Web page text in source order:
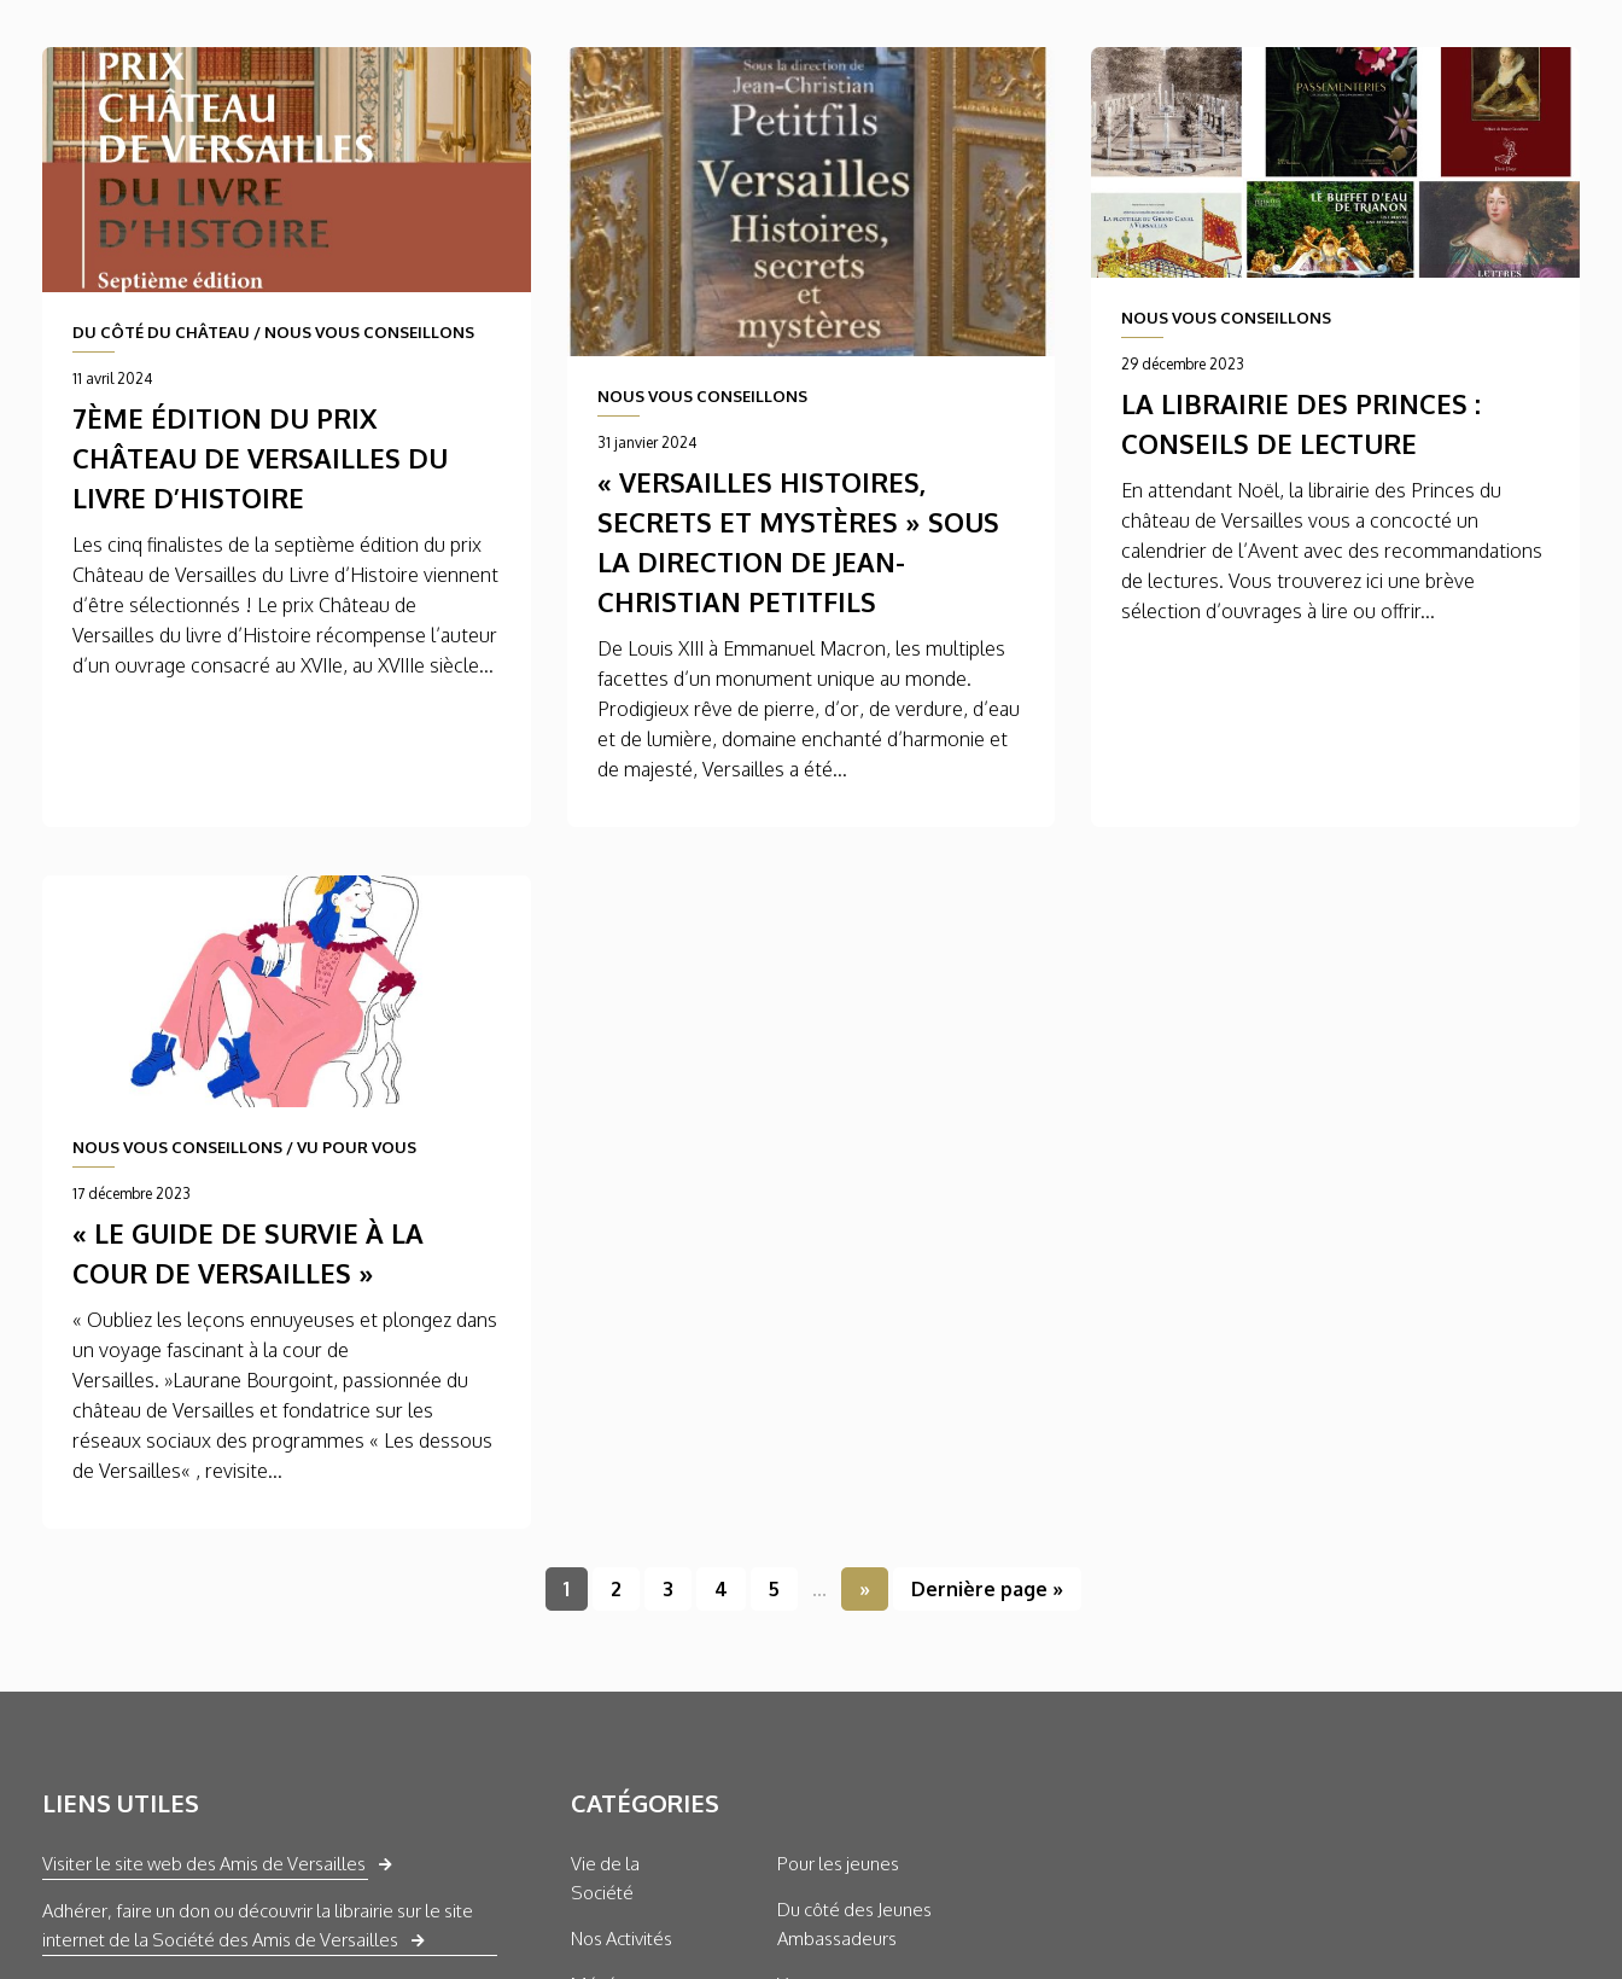
DU CÔTÉ DU CHÂTEAU / NOUS VOUS CONSEILLONS
11 avril 2024
7ÈME ÉDITION DU PRIX
CHÂTEAU DE VERSAILLES DU
LIVRE D’HISTOIRE
Les cinq finalistes de la septième édition du prix
Château de Versailles du Livre d’Histoire viennent
d’être sélectionnés ! Le prix Château de
Versailles du livre d’Histoire récompense l’auteur
d’un ouvrage consacré au XVIIe, au XVIIIe siècle...
NOUS VOUS CONSEILLONS
31 janvier 2024
« VERSAILLES HISTOIRES,
SECRETS ET MYSTÈRES » SOUS
LA DIRECTION DE JEAN-
CHRISTIAN PETITFILS
De Louis XIII à Emmanuel Macron, les multiples
facettes d’un monument unique au monde.
Prodigieux rêve de pierre, d’or, de verdure, d’eau
et de lumière, domaine enchanté d’harmonie et
de majesté, Versailles a été...
NOUS VOUS CONSEILLONS
29 décembre 2023
LA LIBRAIRIE DES PRINCES :
CONSEILS DE LECTURE
En attendant Noël, la librairie des Princes du
château de Versailles vous a concocté un
calendrier de l’Avent avec des recommandations
de lectures. Vous trouverez ici une brève
sélection d’ouvrages à lire ou offrir...
NOUS VOUS CONSEILLONS /VU POUR VOUS
17 décembre 2023
« LE GUIDE DE SURVIE À LA
COUR DE VERSAILLES »
« Oubliez les leçons ennuyeuses et plongez dans
un voyage fascinant à la cour de
Versailles. »Laurane Bourgoint, passionnée du
château de Versailles et fondatrice sur les
réseaux sociaux des programmes « Les dessous
de Versailles« , revisite...
1 2 3 4 5 ... » Dernière page »
LIENS UTILES
Visiter le site web des Amis de Versailles
Adhérer, faire un don ou découvrir la librairie sur le site
internet de la Société des Amis de Versailles
CATÉGORIES
Vie de la
Société
Nos Activités
Pour les jeunes
Du côté des Jeunes
Ambassadeurs